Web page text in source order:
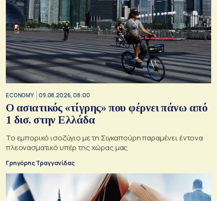
ECONOMY 09.08.2026, 08:00
Ο ασιατικός «τίγρης» που φέρνει πάνω από
1 δισ. στην Ελλάδα
Το εμπορικό ισοζύγιο με τη Σιγκαπούρη παραμένει έντονα
πλεονασματικό υπέρ της χώρας μας
Γρηγόρης Τραγγανίδας